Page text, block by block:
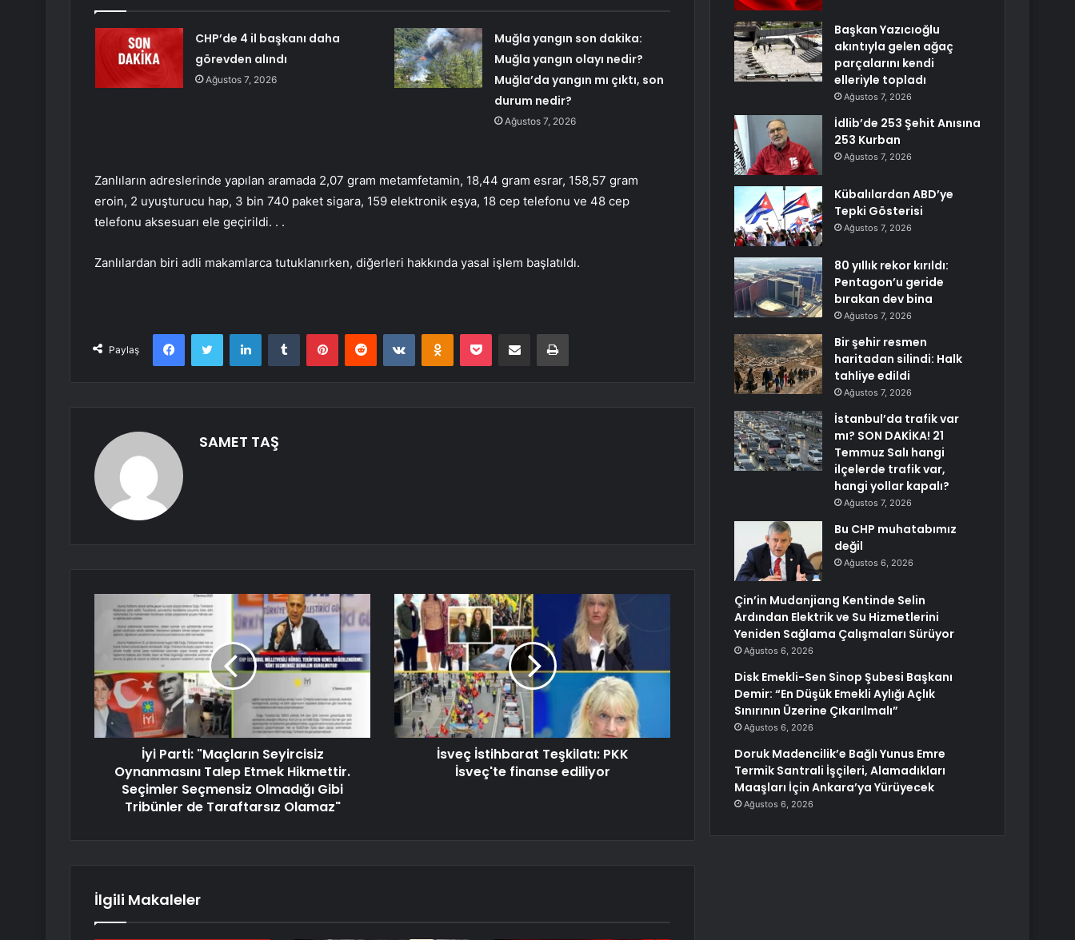
CHP’de 4 il başkanı daha
görevden alındı
Ağustos 7, 2026
Muğla yangın son dakika:
Muğla yangın olayı nedir?
Muğla’da yangın mı çıktı, son
durum nedir?
Ağustos 7, 2026
Zanlıların adreslerinde yapılan aramada 2,07 gram metamfetamin, 18,44 gram esrar, 158,57 gram
eroin, 2 uyuşturucu hap, 3 bin 740 paket sigara, 159 elektronik eşya, 18 cep telefonu ve 48 cep
telefonu aksesuarı ele geçirildi. . .
Zanlılardan biri adli makamlarca tutuklanırken, diğerleri hakkında yasal işlem başlatıldı.
Paylaş
FacebookTwitter LinkedInTumblr PinterestReddit VKontakteOdnoklassniki
Pocket E-Posta ile paylaş Yazdır
SAMET TAŞ
İyi Parti: "Maçların Seyircisiz
Oynanmasını Talep Etmek Hikmettir.
Seçimler Seçmensiz Olmadığı Gibi
Tribünler de Taraftarsız Olamaz"
İsveç İstihbarat Teşkilatı: PKK
İsveç'te finanse ediliyor
İlgili Makaleler
Başkan Yazıcıoğlu
akıntıyla gelen ağaç
parçalarını kendi
elleriyle topladı
Ağustos 7, 2026
İdlib’de 253 Şehit Anısına
253 Kurban
Ağustos 7, 2026
Kübalılardan ABD’ye
Tepki Gösterisi
Ağustos 7, 2026
80 yıllık rekor kırıldı:
Pentagon’u geride
bırakan dev bina
Ağustos 7, 2026
Bir şehir resmen
haritadan silindi: Halk
tahliye edildi
Ağustos 7, 2026
İstanbul’da trafik var
mı? SON DAKİKA! 21
Temmuz Salı hangi
ilçelerde trafik var,
hangi yollar kapalı?
Ağustos 7, 2026
Bu CHP muhatabımız
değil
Ağustos 6, 2026
Çin’in Mudanjiang Kentinde Selin
Ardından Elektrik ve Su Hizmetlerini
Yeniden Sağlama Çalışmaları Sürüyor
Ağustos 6, 2026
Disk Emekli-Sen Sinop Şubesi Başkanı
Demir: “En Düşük Emekli Aylığı Açlık
Sınırının Üzerine Çıkarılmalı”
Ağustos 6, 2026
Doruk Madencilik’e Bağlı Yunus Emre
Termik Santrali İşçileri, Alamadıkları
Maaşları İçin Ankara’ya Yürüyecek
Ağustos 6, 2026